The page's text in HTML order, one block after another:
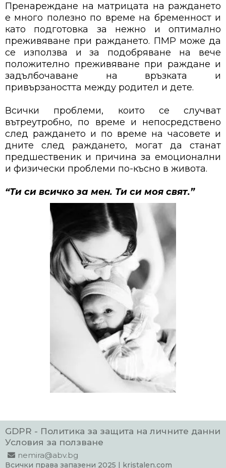
Пренареждане на матрицата на раждането
е много полезно по време на бременност и
като подготовка за нежно и оптимално
преживяване при раждането. ПМР може да
се използва и за подобряване на вече
положително преживяване при раждане и
задълбочаване на връзката и
привързаността между родител и дете.
Всички проблеми, които се случват
вътреутробно, по време и непосредствено
след раждането и по време на часовете и
дните след раждането, могат да станат
предшественик и причина за емоционални
и физически проблеми по-късно в живота.
“Ти си всичко за мен. Ти си моя свят.”
GDPR - Политика за защита на личните данни
Условия за ползване
nemira@abv.bg
Всички права запазени 2025 | kristalen.com